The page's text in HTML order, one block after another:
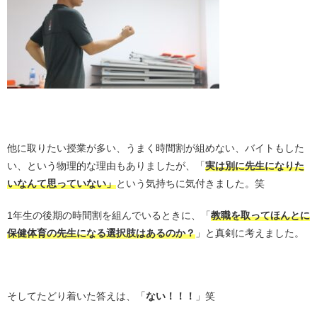
他に取りたい授業が多い、うまく時間割が組めない、バイトもした
い、という物理的な理由もありましたが、「実は別に先生になりた
いなんて思っていない」という気持ちに気付きました。笑
1年生の後期の時間割を組んでいるときに、「教職を取ってほんとに
保健体育の先生になる選択肢はあるのか？ 」と真剣に考えました。
そしてたどり着いた答えは、「ない！！！ 」笑